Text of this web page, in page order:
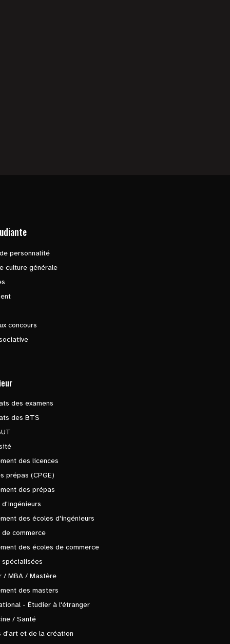
personnalité
culture générale
concours
des examens
des BTS
des licences
prépas (CPGE)
des prépas
d'ingénieurs
des écoles d'ingénieurs
de commerce
des écoles de commerce
spécialisées
/ MBA / Mastère
des masters
- Étudier à l'étranger
/ Santé
d'art et de la création